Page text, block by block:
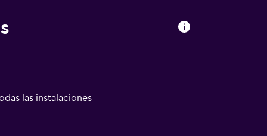
las instalaciones